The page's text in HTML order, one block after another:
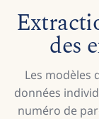
des
Les modèles
données
numéro de